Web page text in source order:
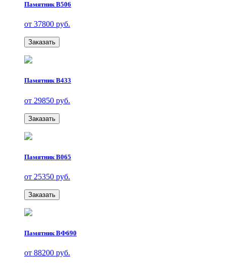
Памятник В506
от 37800 руб.
Заказать
Памятник В433
от 29850 руб.
Заказать
Памятник В065
от 25350 руб.
Заказать
Памятник ВФ690
от 88200 руб.